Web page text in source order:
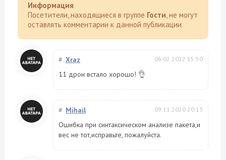
Информация
Посетители, находящиеся в группе Гости, не могут
оставлять комментарии к данной публикации.
# Xraz 06.02.2022 15:50
11 дрон встало хорошо! 👌
# Mihail 09.11.2020 20:13
Ошибка при синтаксическом анализе пакета,и
вес не тот,исправьте, пожалуйста.